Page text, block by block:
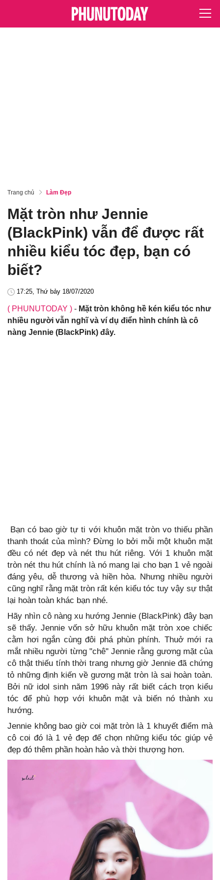
Trang chủ Làm Đẹp
Mặt tròn như Jennie
(BlackPink) vẫn để được rất
nhiều kiểu tóc đẹp, bạn có
biết?
17:25, Thứ bảy 18/07/2020
( PHUNUTODAY ) - Mặt tròn không hề kén kiểu tóc như
nhiều người vẫn nghĩ và ví dụ điển hình chính là cô
nàng Jennie (BlackPink) đây.
Bạn có bao giờ tự ti với khuôn mặt tròn vo thiếu phần
thanh thoát của mình? Đừng lo bởi mỗi một khuôn mặt
đều có nét đẹp và nét thu hút riêng. Với 1 khuôn mặt
tròn nét thu hút chính là nó mang lại cho bạn 1 vẻ ngoài
đáng yêu, dễ thương và hiền hòa. Nhưng nhiều người
cũng nghĩ rằng mặt tròn rất kén kiểu tóc tuy vậy sự thật
lại hoàn toàn khác bạn nhé.
Hãy nhìn cô nàng xu hướng Jennie (BlackPink) đây bạn
sẽ thấy. Jennie vốn sở hữu khuôn mặt tròn xoe chiếc
cằm hơi ngắn cùng đôi phá phùn phính. Thuở mới ra
mắt nhiều người từng "chê" Jennie rằng gương mặt của
cô thật thiếu tính thời trang nhưng giờ Jennie đã chứng
tỏ những định kiến về gương mặt tròn là sai hoàn toàn.
Bởi nữ idol sinh năm 1996 này rất biết cách trọn kiểu
tóc để phù hợp với khuôn mặt và biến nó thành xu
hướng.
Jennie không bao giờ coi mặt tròn là 1 khuyết điểm mà
cô coi đó là 1 vẻ đẹp để chọn những kiểu tóc giúp vẻ
đẹp đó thêm phần hoàn hảo và thời thượng hơn.